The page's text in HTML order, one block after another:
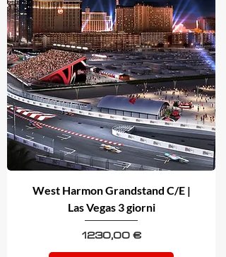
West Harmon Grandstand C/E |
Las Vegas 3 giorni
Prezzo
1230,00 €